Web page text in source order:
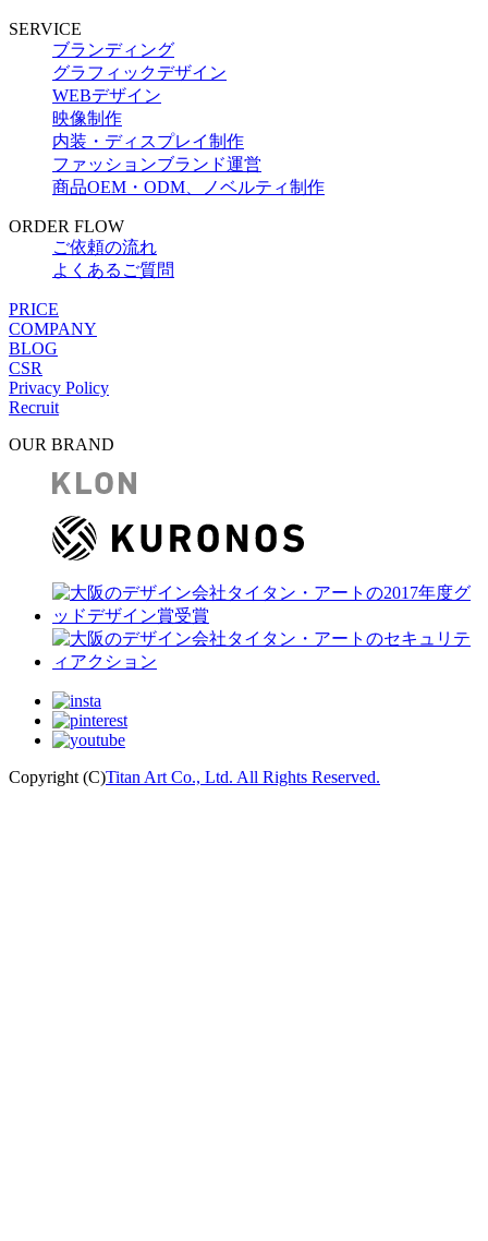
SERVICE
ブランディング
グラフィックデザイン
WEBデザイン
映像制作
内装・ディスプレイ制作
ファッションブランド運営
商品OEM・ODM、ノベルティ制作
ORDER FLOW
ご依頼の流れ
よくあるご質問
PRICE
COMPANY
BLOG
CSR
Privacy Policy
Recruit
OUR BRAND
Copyright (C)Titan Art Co., Ltd. All Rights Reserved.